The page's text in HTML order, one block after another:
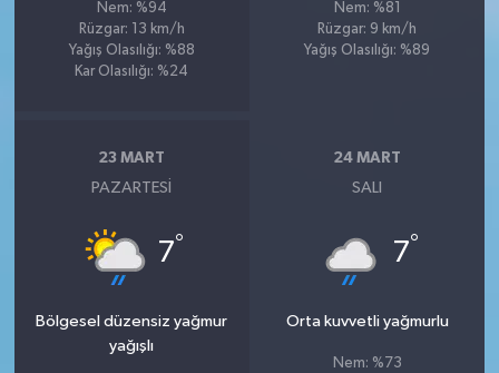
Nem: %94
Rüzgar: 13 km/h
Yağış Olasılığı: %88
Kar Olasılığı: %24
Nem: %81
Rüzgar: 9 km/h
Yağış Olasılığı: %89
23 MART
PAZARTESI
7°
Bölgesel düzensiz yağmur
yağışlı
24 MART
SALI
7°
Orta kuvvetli yağmurlu
Nem: %73